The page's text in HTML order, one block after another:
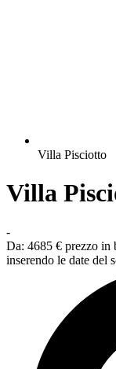
Villa Pisciotto
Villa
-
Da: 4685 € prezzo in
inserendo le date del